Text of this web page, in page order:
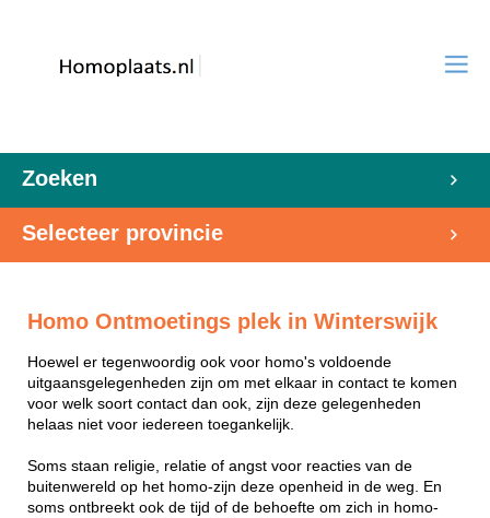
Zoeken
Selecteer provincie
Homo Ontmoetings plek in Winterswijk
Hoewel er tegenwoordig ook voor homo's voldoende
uitgaansgelegenheden zijn om met elkaar in contact te komen
voor welk soort contact dan ook, zijn deze gelegenheden
helaas niet voor iedereen toegankelijk.
Soms staan religie, relatie of angst voor reacties van de
buitenwereld op het homo-zijn deze openheid in de weg. En
soms ontbreekt ook de tijd of de behoefte om zich in homo-